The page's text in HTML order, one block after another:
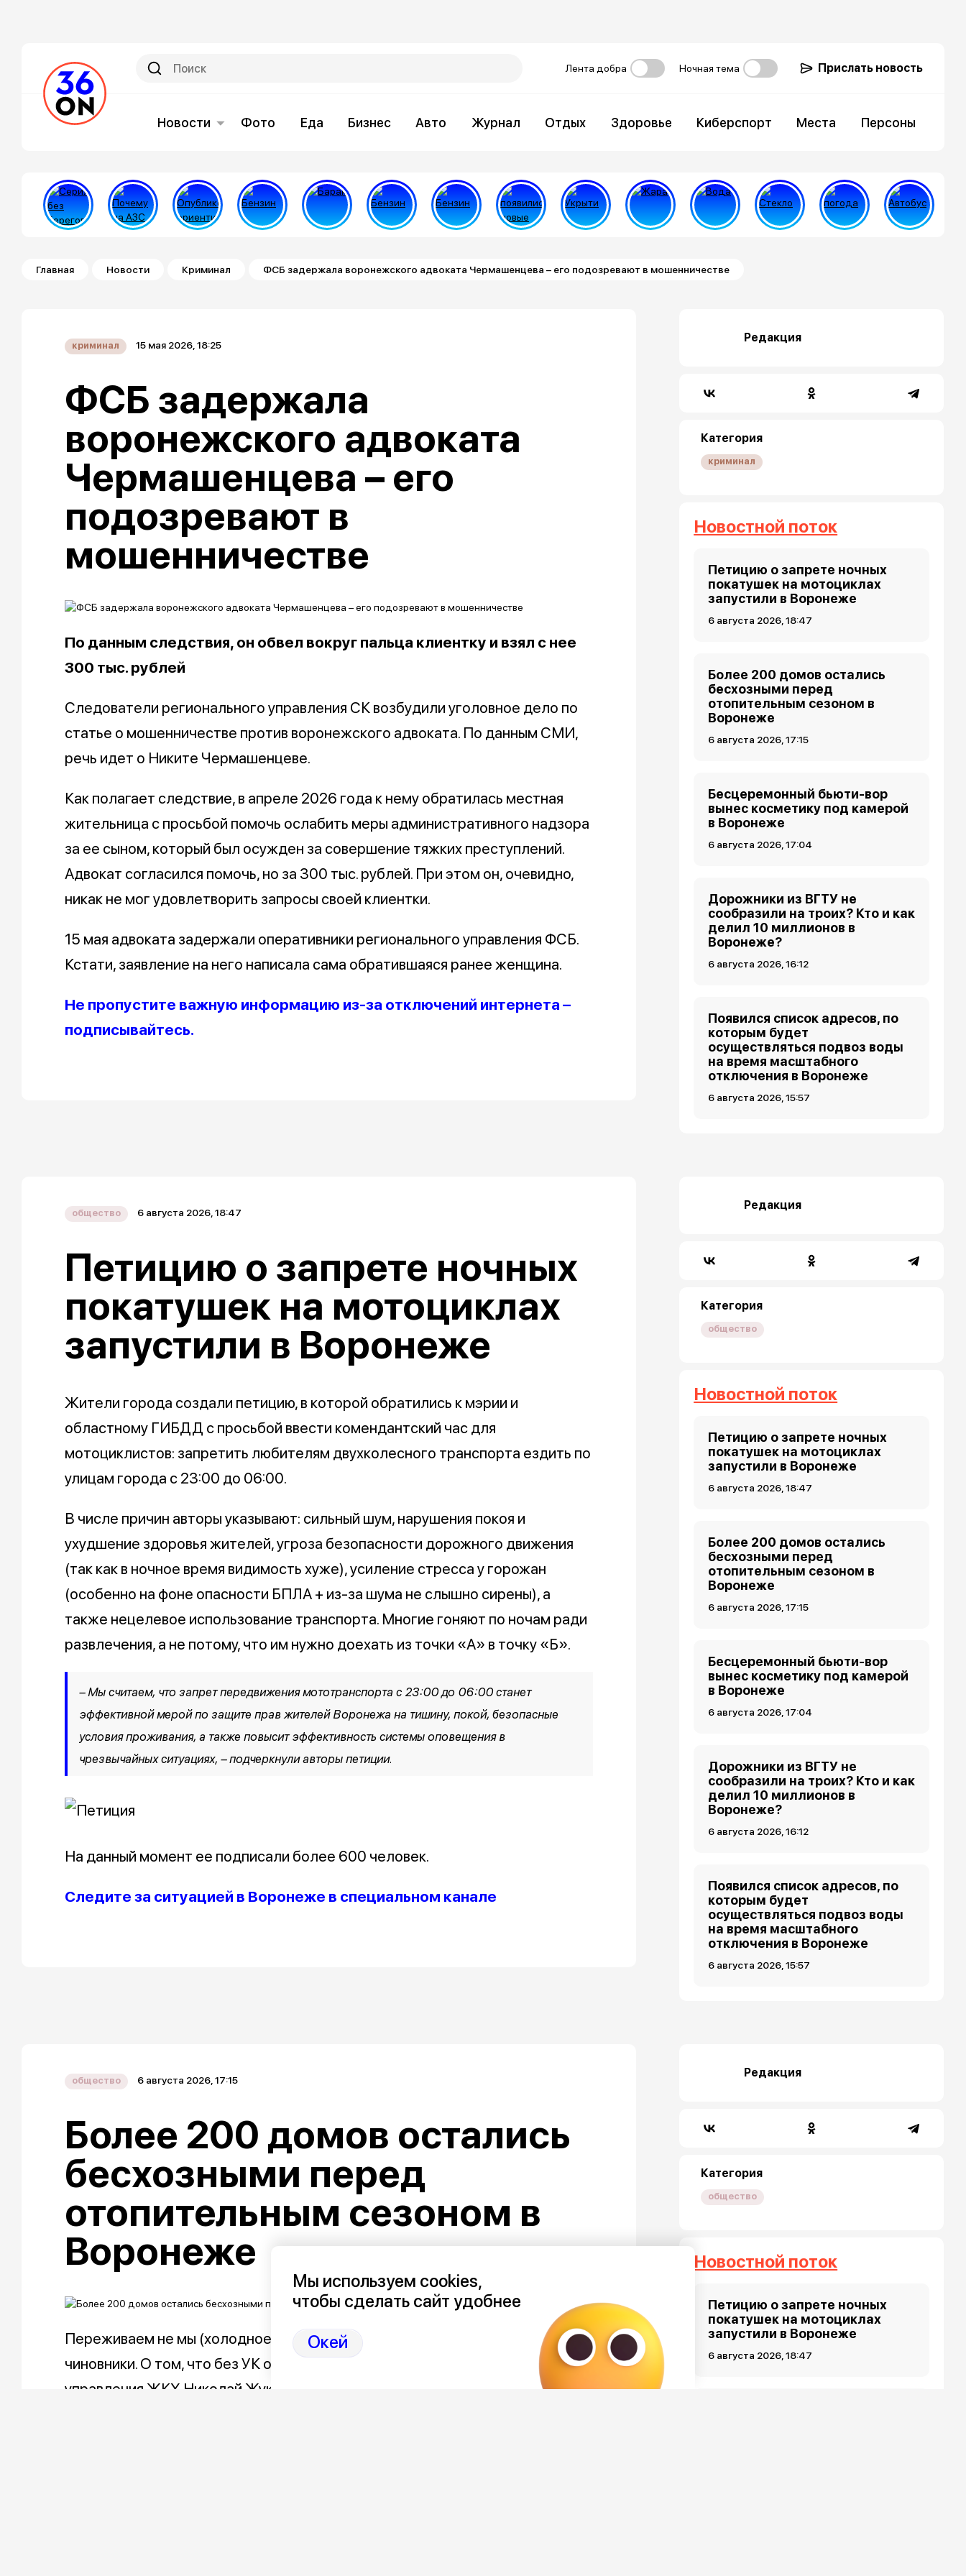
Лента добра Ночная тема Прислать новость
Новости Фото Еда Бизнес Авто Журнал Отдых Здоровье Киберспорт Места Персоны
Строка навигации
Главная Новости Криминал ФСБ задержала воронежского адвоката Чермашенцева – его подозревают в мошенничестве
криминал 15 мая 2026, 18:25
ФСБ задержала
воронежского адвоката
Чермашенцева – его
подозревают в
мошенничестве
По данным следствия, он обвел вокруг пальца клиентку и взял с нее
300 тыс. рублей
Следователи регионального управления СК возбудили уголовное дело по
статье о мошенничестве против воронежского адвоката. По данным СМИ,
речь идет о Никите Чермашенцеве.
Как полагает следствие, в апреле 2026 года к нему обратилась местная
жительница с просьбой помочь ослабить меры административного надзора
за ее сыном, который был осужден за совершение тяжких преступлений.
Адвокат согласился помочь, но за 300 тыс. рублей. При этом он, очевидно,
никак не мог удовлетворить запросы своей клиентки.
15 мая адвоката задержали оперативники регионального управления ФСБ.
Кстати, заявление на него написала сама обратившаяся ранее женщина.
Не пропустите важную информацию из-за отключений интернета –
подписывайтесь.
Редакция
Категория
криминал
Новостной поток
Петицию о запрете ночных
покатушек на мотоциклах
запустили в Воронеже
6 августа 2026, 18:47
Более 200 домов остались
бесхозными перед
отопительным сезоном в
Воронеже
6 августа 2026, 17:15
Бесцеремонный бьюти-вор
вынес косметику под камерой
в Воронеже
6 августа 2026, 17:04
Дорожники из ВГТУ не
сообразили на троих? Кто и как
делил 10 миллионов в
Воронеже?
6 августа 2026, 16:12
Появился список адресов, по
которым будет
осуществляться подвоз воды
на время масштабного
отключения в Воронеже
6 августа 2026, 15:57
общество 6 августа 2026, 18:47
Петицию о запрете ночных
покатушек на мотоциклах
запустили в Воронеже
Жители города создали петицию, в которой обратились к мэрии и
областному ГИБДД с просьбой ввести комендантский час для
мотоциклистов: запретить любителям двухколесного транспорта ездить по
улицам города с 23:00 до 06:00.
В числе причин авторы указывают: сильный шум, нарушения покоя и
ухудшение здоровья жителей, угроза безопасности дорожного движения
(так как в ночное время видимость хуже), усиление стресса у горожан
(особенно на фоне опасности БПЛА + из-за шума не слышно сирены), а
также нецелевое использование транспорта. Многие гоняют по ночам ради
развлечения, а не потому, что им нужно доехать из точки «А» в точку «Б».
– Мы считаем, что запрет передвижения мототранспорта с 23:00 до 06:00 станет
эффективной мерой по защите прав жителей Воронежа на тишину, покой, безопасные
условия проживания, а также повысит эффективность системы оповещения в
чрезвычайных ситуациях, – подчеркнули авторы петиции.
На данный момент ее подписали более 600 человек.
Следите за ситуацией в Воронеже в специальном канале
Редакция
Категория
общество
Новостной поток
Петицию о запрете ночных
покатушек на мотоциклах
запустили в Воронеже
6 августа 2026, 18:47
Более 200 домов остались
бесхозными перед
отопительным сезоном в
Воронеже
6 августа 2026, 17:15
Бесцеремонный бьюти-вор
вынес косметику под камерой
в Воронеже
6 августа 2026, 17:04
Дорожники из ВГТУ не
сообразили на троих? Кто и как
делил 10 миллионов в
Воронеже?
6 августа 2026, 16:12
Появился список адресов, по
которым будет
осуществляться подвоз воды
на время масштабного
отключения в Воронеже
6 августа 2026, 15:57
общество 6 августа 2026, 17:15
Более 200 домов остались
бесхозными перед
отопительным сезоном в
Воронеже
Переживаем не мы (холодное время года все-таки начнется не так скоро), а
чиновники. О том, что без УК остаются 233 дома рассказал зам городского
управления ЖКХ Николай Жуков на заседании в гордуме, которое, кстати, и
Редакция
Категория
общество
Новостной поток
Петицию о запрете ночных
покатушек на мотоциклах
запустили в Воронеже
6 августа 2026, 18:47
Мы используем cookies,
чтобы сделать сайт удобнее
Окей